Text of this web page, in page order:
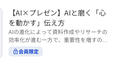
is.co.jp/ja/courses/fe285262/learn/step
s/59808 ・傾聴力 ~リーダーのための聴
く技術~（実践編） https://unlimited.gl
obis.co.jp/ja/courses/01d24a39/learn/s
teps/59813 ※本動画は、制作時点の情
報に基づき作成したものです（2026年6
月制作）
で設計された全12回のシリーズです。
（順次公開） https://unlimited.globis.c
o.jp/ja/tags/AI%E3%83%93%E3%82%B
8%E3%83%8D%E3%82%B9%E3%82%
B7%E3%83%95%E3%83%88 ・基礎編
（第1回〜3回）：リーダーやマネージャ
ーに求められる、AI時代の基礎的なリテ
ス・キャピタル・パートナーズ 代表パ
ートナー
期配信されます。 取り上げて欲しいご質
問やテーマ、感想を随時受け付けていま
す。 グーグルフォーム（https://forms.g
le/qqoBYuRUmUYz4scC6） または グ
ロ放題編集部員のX（https://x.com/mai
rakobayashi） まで、ぜひご要望をお
【AI×プレゼン】AIと磨く「心
を動かす」伝え方
AIの進化によって資料作成やリサーチの
効率化が進む一方で、重要性を増すのが
「伝える力」です。本コースでは、AI時
代のプレゼンに求められるデリバリース
会員限定